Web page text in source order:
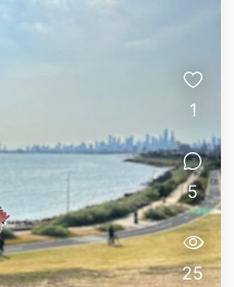
1
5
25